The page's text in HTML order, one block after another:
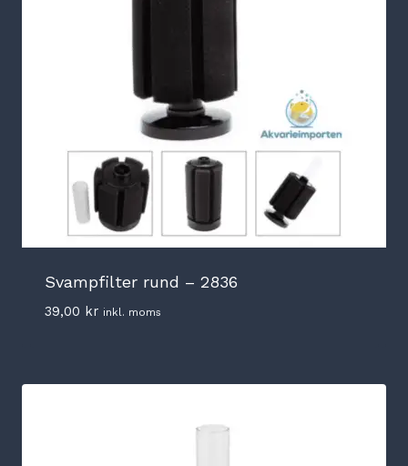
Svampfilter rund – 2836
39,00 kr inkl. moms